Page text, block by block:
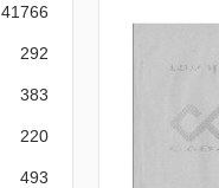
41766
292
383
220
493